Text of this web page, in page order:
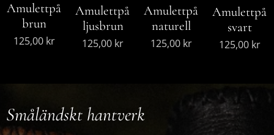
Amulettpåse
brun
125,00 kr
Amulettpåse
ljusbrun
125,00 kr
Amulettpåse
naturell
125,00 kr
svart
125,00 kr
Småländskt hantverk